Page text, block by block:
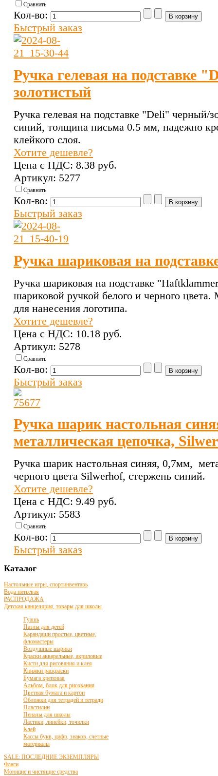
Сравнить
Кол-во:
Быстрый заказ
Ручка гелевая на подставке
золотистый
Ручка гелевая на подставке "Deli" черный/
синий, толщина письма 0.5 мм, надежно
клейкого слоя.
Хотите дешевле?
Цена с НДС: 8.38 pуб.
Артикул: 5277
Сравнить
Кол-во:
Быстрый заказ
Ручка шариковая на
Ручка шариковая на подставке
шариковой ручкой белого и черного
для нанесения логотипа.
Хотите дешевле?
Цена с НДС: 10.18 pуб.
Артикул: 5278
Сравнить
Кол-во:
Быстрый заказ
Ручка шарик настольная
металлическая цепочка,
Ручка шарик настольная синяя, 0,7мм,
черного цвета Silwerhof, стержень синий.
Хотите дешевле?
Цена с НДС: 9.49 pуб.
Артикул: 5583
Сравнить
Кол-во:
Быстрый заказ
Каталог
Настольные игры, спортинвентарь
Вода питьевая
РАСПРОДАЖА
Детская канцелярия, товары для школы
Гуашь
Пазлы для детей
Карандаши простые, цветные,
фломастеры
Воздушные шарики
Краски акварельные, акриловые
Кисти для рисования и клея
Книжки раскраски
Бумага креповая
Альбом, блок для рисования
Цветная бумага и картон
Обложки для тетрадей и тетради
Пластилин
Пеналы для школы
Ластики, линейки, точилки
Клей
Кассы букв, цифр, знаков, счетные
материалы
SALE: ПОСЛЕДНИЕ ЭКЗЕМПЛЯРЫ
Флаги
Моющие и чистящие средства